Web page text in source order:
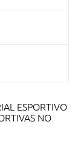
ESPORTIVO
NO